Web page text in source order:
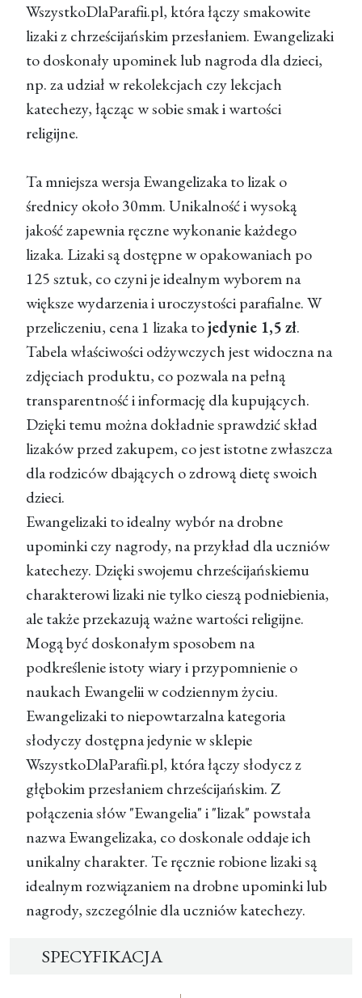
WszystkoDlaParafii.pl, która łączy smakowite
lizaki z chrześcijańskim przesłaniem. Ewangelizaki
to doskonały upominek lub nagroda dla dzieci,
np. za udział w rekolekcjach czy lekcjach
katechezy, łącząc w sobie smak i wartości
religijne.
Ta mniejsza wersja Ewangelizaka to lizak o
średnicy około 30mm. Unikalność i wysoką
jakość zapewnia ręczne wykonanie każdego
lizaka. Lizaki są dostępne w opakowaniach po
125 sztuk, co czyni je idealnym wyborem na
większe wydarzenia i uroczystości parafialne. W
przeliczeniu, cena 1 lizaka tojedynie 1,5 zł.
Tabela właściwości odżywczych jest widoczna na
zdjęciach produktu, co pozwala na pełną
transparentność i informację dla kupujących.
Dzięki temu można dokładnie sprawdzić skład
lizaków przed zakupem, co jest istotne zwłaszcza
dla rodziców dbających o zdrową dietę swoich
dzieci.
Ewangelizaki to idealny wybór na drobne
upominki czy nagrody, na przykład dla uczniów
katechezy. Dzięki swojemu chrześcijańskiemu
charakterowi lizaki nie tylko cieszą podniebienia,
ale także przekazują ważne wartości religijne.
Mogą być doskonałym sposobem na
podkreślenie istoty wiary i przypomnienie o
naukach Ewangelii w codziennym życiu.
Ewangelizaki to niepowtarzalna kategoria
słodyczy dostępna jedynie w sklepie
WszystkoDlaParafii.pl, która łączy słodycz z
głębokim przesłaniem chrześcijańskim. Z
połączenia słów "Ewangelia" i "lizak" powstała
nazwa Ewangelizaka, co doskonale oddaje ich
unikalny charakter. Te ręcznie robione lizaki są
idealnym rozwiązaniem na drobne upominki lub
nagrody, szczególnie dla uczniów katechezy.
SPECYFIKACJA